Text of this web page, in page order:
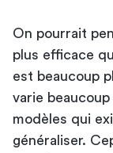
On pourrait
plus efficace
est beaucoup
varie
modèles qui
généraliser.